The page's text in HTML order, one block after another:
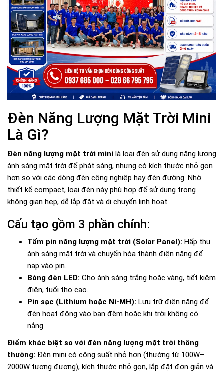
Đèn Năng Lượng Mặt Trời Mini
Là Gì?
Đèn năng lượng mặt trời mini là loại đèn sử dụng năng lượng
ánh sáng mặt trời để phát sáng, nhưng có kích thước nhỏ gọn
hơn so với các dòng đèn công nghiệp hay đèn đường. Nhờ
thiết kế compact, loại đèn này phù hợp để sử dụng trong
không gian hẹp, dễ lắp đặt và di chuyển linh hoạt.
Cấu tạo gồm 3 phần chính:
Tấm pin năng lượng mặt trời (Solar Panel): Hấp thụ
ánh sáng mặt trời và chuyển hóa thành điện năng để
nạp vào pin.
Bóng đèn LED: Cho ánh sáng trắng hoặc vàng, tiết kiệm
điện, tuổi thọ cao.
Pin sạc (Lithium hoặc Ni-MH): Lưu trữ điện năng để
đèn hoạt động vào ban đêm hoặc khi trời không có
nắng.
Điểm khác biệt so với đèn năng lượng mặt trời thông
thường: Đèn mini có công suất nhỏ hơn (thường từ 100W–
2000W tương đương), kích thước nhỏ gọn, lắp đặt đơn giản và